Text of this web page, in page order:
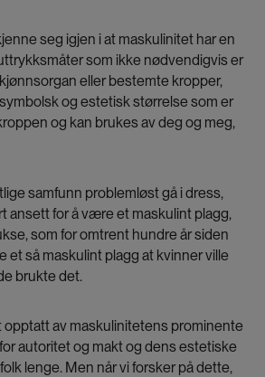
seg igjen i at maskulinitet har en
som ikke nødvendigvis er
eller bestemte kropper,
og estetisk størrelse som er
og kan brukes av deg og meg,
samfunn problemløst gå i dress,
ansett for å være et maskulint plagg,
som for omtrent hundre år siden
et så maskulint plagg at kvinner ville
brukte det.
av maskulinitetens prominente
autoritet og makt og dens estetiske
lenge. Men når vi forsker på dette,